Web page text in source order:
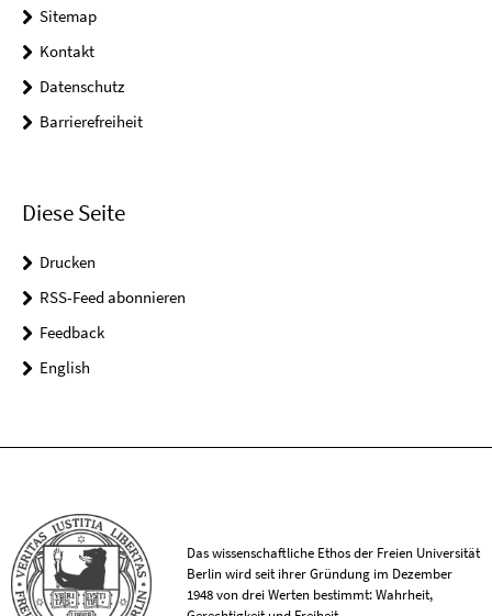
Sitemap
Kontakt
Datenschutz
Barrierefreiheit
Diese Seite
Drucken
RSS-Feed abonnieren
Feedback
English
Das wissenschaftliche Ethos der Freien Universität
Berlin wird seit ihrer Gründung im Dezember
1948 von drei Werten bestimmt: Wahrheit,